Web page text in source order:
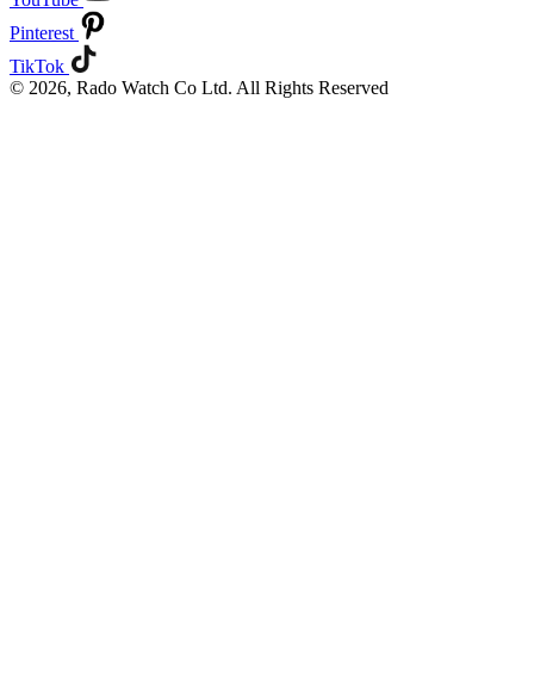
Pinterest
TikTok
© 2026, Rado Watch Co Ltd. All Rights Reserved